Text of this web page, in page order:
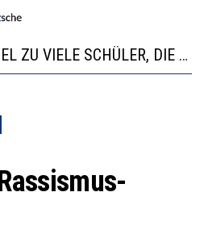
DIE GANZE HILFLOSIGKEIT DES BILDUNGSBÜRGERTUMS
WORAUS WÄCHST, WAS KINDER TRÄGT